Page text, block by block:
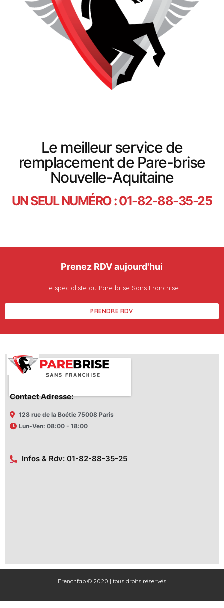
Le meilleur service de
remplacement de Pare-brise
Nouvelle-Aquitaine
UN SEUL NUMÉRO : 01-82-88-35-25
Prenez RDV aujourd'hui
Le spécialiste du Pare brise Sans Franchise
PRENDRE RDV
Contact Adresse:
128 rue de la Boétie 75008 Paris
Lun-Ven: 08:00 - 18:00
Infos & Rdv: 01-82-88-35-25
Frenchfab © 2020 | tous droits réservés